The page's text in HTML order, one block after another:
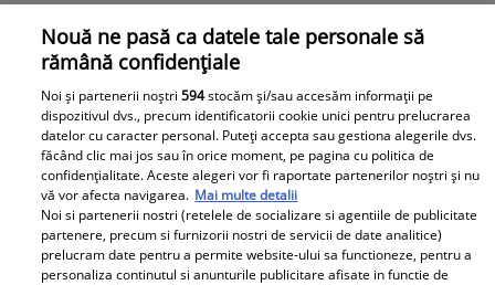
Elle
O mai ții minte pe Janine Sârbu?
Cum arată și cu ce se ocupă
acum fosta soție a lui Adrian
Sârbu și unul dintre cele mai
apreciate modele din anii 90. A
fost decorată recent de
Ministerul Culturii din Franța.
Foto
Nouă ne pasă ca datele tale personale să
rămână confidențiale
Noi și partenerii noștri594stocăm și/sau accesăm informații pe
dispozitivul dvs., precum identificatorii cookie unici pentru prelucrarea
datelor cu caracter personal. Puteți accepta sau gestiona alegerile dvs.
făcând clic mai jos sau în orice moment, pe pagina cu politica de
confidențialitate. Aceste alegeri vor fi raportate partenerilor noștri și nu
vă vor afecta navigarea. Mai multe detalii
Noi si partenerii nostri (retelele de socializare si agentiile de publicitate
partenere, precum si furnizorii nostri de servicii de date analitice)
prelucram date pentru a permite website-ului sa functioneze, pentru a
personaliza continutul si anunturile publicitare afisate in functie de